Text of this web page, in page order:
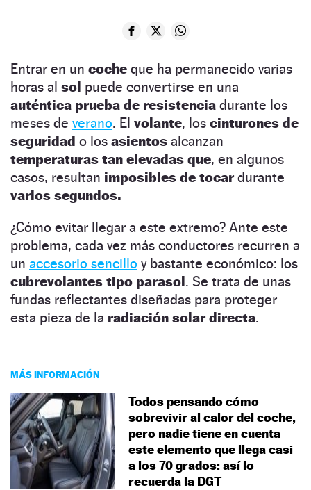
Entrar en un coche que ha permanecido varias
horas al sol puede convertirse en una
auténtica prueba de resistencia durante los
meses de verano. El volante, los cinturones de
seguridad o los asientos alcanzan
temperaturas tan elevadas que, en algunos
casos, resultan imposibles de tocardurante
varios segundos.
¿Cómo evitar llegar a este extremo? Ante este
problema, cada vez más conductores recurren a
un accesorio sencillo y bastante económico: los
cubrevolantes tipo parasol. Se trata de unas
fundas reflectantes diseñadas para proteger
esta pieza de la radiación solar directa.
MÁS INFORMACIÓN
Todos pensando cómo
sobrevivir al calor del coche,
pero nadie tiene en cuenta
este elemento que llega casi
a los 70 grados: así lo
recuerda la DGT